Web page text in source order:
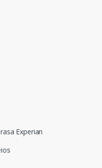
Experian